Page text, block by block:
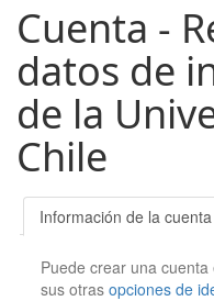
Cuenta -
datos de
de la
Chile
Información de la cuenta
Puede crear una
sus otrasopciones de